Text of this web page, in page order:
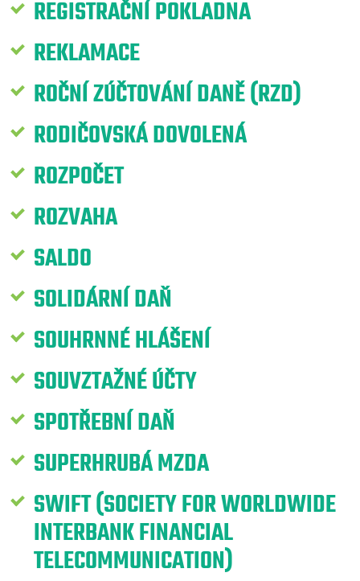
REGISTRAČNÍ POKLADNA
REKLAMACE
ROČNÍ ZÚČTOVÁNÍ DANĚ (RZD)
RODIČOVSKÁ DOVOLENÁ
ROZPOČET
ROZVAHA
SALDO
SOLIDÁRNÍ DAŇ
SOUHRNNÉ HLÁŠENÍ
SOUVZTAŽNÉ ÚČTY
SPOTŘEBNÍ DAŇ
SUPERHRUBÁ MZDA
SWIFT (SOCIETY FOR WORLDWIDE
INTERBANK FINANCIAL
TELECOMMUNICATION)